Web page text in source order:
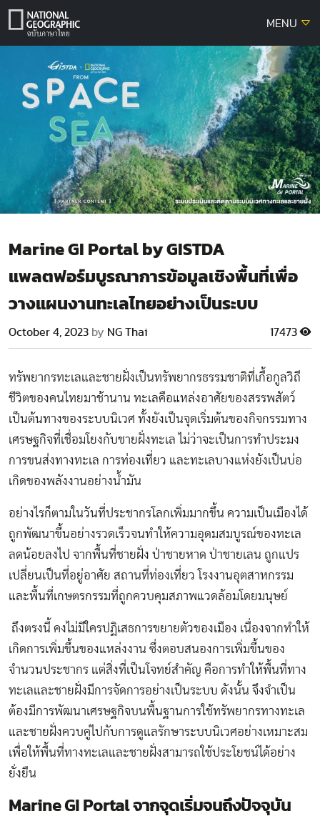
Skip
MENU
Marine GI Portal by GISTDA
แพลตฟอร์มบูรณาการข้อมูลเชิงพื้นที่เพื่อ
วางแผนงานทะเลไทยอย่างเป็นระบบ
October 4, 2023 by NG Thai 17473
ทรัพยากรทะเลและชายฝั่งเป็นทรัพยากรธรรมชาติที่เกื้อกูลวิถี
ชีวิตของคนไทยมาช้านาน ทะเลคือแหล่งอาศัยของสรรพสัตว์
เป็นต้นทางของระบบนิเวศ ทั้งยังเป็นจุดเริ่มต้นของกิจกรรมทาง
เศรษฐกิจที่เชื่อมโยงกับชายฝั่งทะเล ไม่ว่าจะเป็นการทำประมง
การขนส่งทางทะเล การท่องเที่ยว และทะเลบางแห่งยังเป็นบ่อ
เกิดของพลังงานอย่างน้ำมัน
อย่างไรก็ตามในวันที่ประชากรโลกเพิ่มมากขึ้น ความเป็นเมืองได้
ถูกพัฒนาขึ้นอย่างรวดเร็วจนทำให้ความอุดมสมบูรณ์ของทะเล
ลดน้อยลงไป จากพื้นที่ชายฝั่ง ป่าชายหาด ป่าชายเลน ถูกแปร
เปลี่ยนเป็นที่อยู่อาศัย สถานที่ท่องเที่ยว โรงงานอุตสาหกรรม
และพื้นที่เกษตรกรรมที่ถูกควบคุมสภาพแวดล้อมโดยมนุษย์
ถึงตรงนี้ คงไม่มีใครปฏิเสธการขยายตัวของเมือง เนื่องจากทำให้
เกิดการเพิ่มขึ้นของแหล่งงาน ซึ่งตอบสนองการเพิ่มขึ้นของ
จำนวนประชากร แต่สิ่งที่เป็นโจทย์สำคัญ คือการทำให้พื้นที่ทาง
ทะเลและชายฝั่งมีการจัดการอย่างเป็นระบบ ดังนั้น จึงจำเป็น
ต้องมีการพัฒนาเศรษฐกิจบนพื้นฐานการใช้ทรัพยากรทางทะเล
และชายฝั่งควบคู่ไปกับการดูแลรักษาระบบนิเวศอย่างเหมาะสม
เพื่อให้พื้นที่ทางทะเลและชายฝั่งสามารถใช้ประโยชน์ได้อย่าง
ยั่งยืน
Marine GI Portal จากจุดเริ่มจนถึงปัจจุบัน